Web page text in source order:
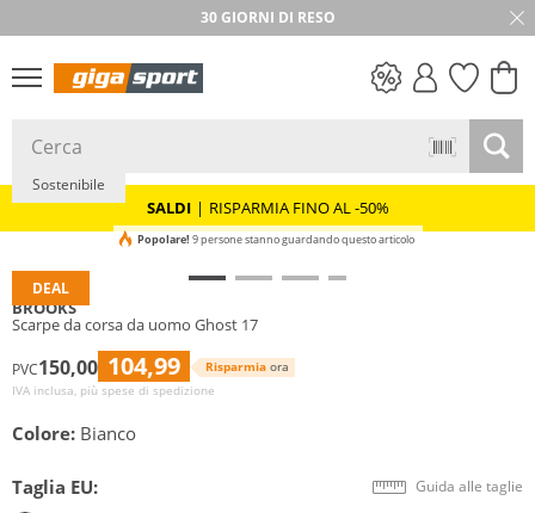
30 GIORNI DI RESO
SALDI
SALDI | RISPARMIA FINO AL -50%
DEAL
Sostenibile
Popolare! 9 persone stanno guardando questo articolo
BROOKS
Scarpe da corsa da uomo Ghost 17
PVC150,00 104,99 Risparmia ora
IVA inclusa, più spese di spedizione
Colore: Bianco
Taglia EU: Guida alle taglie